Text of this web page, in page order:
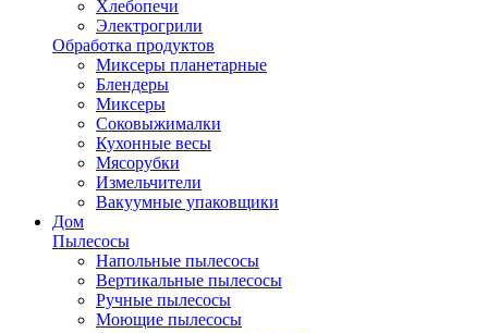
Хлебопечи
Электрогрили
Обработка продуктов
Миксеры планетарные
Блендеры
Миксеры
Соковыжималки
Кухонные весы
Мясорубки
Измельчители
Вакуумные упаковщики
Дом
Пылесосы
Напольные пылесосы
Вертикальные пылесосы
Ручные пылесосы
Моющие пылесосы